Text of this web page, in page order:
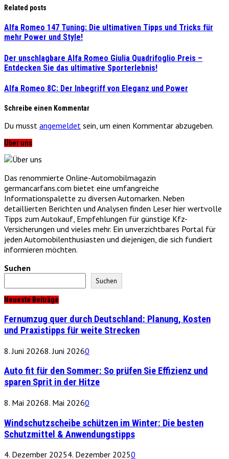
Related posts
Alfa Romeo 147 Tuning: Die ultimativen Tipps und Tricks für
mehr Power und Style!
Der unschlagbare Alfa Romeo Giulia Quadrifoglio Preis –
Entdecken Sie das ultimative Sporterlebnis!
Alfa Romeo 8C: Der Inbegriff von Eleganz und Power
Schreibe einen Kommentar
Du musst angemeldet sein, um einen Kommentar abzugeben.
Über uns
Das renommierte Online-Automobilmagazin
germancarfans.com bietet eine umfangreiche
Informationspalette zu diversen Automarken. Neben
detaillierten Berichten und Analysen finden Leser hier wertvolle
Tipps zum Autokauf, Empfehlungen für günstige Kfz-
Versicherungen und vieles mehr. Ein unverzichtbares Portal für
jeden Automobilenthusiasten und diejenigen, die sich fundiert
informieren möchten.
Suchen
Suchen
Neueste Beiträge
Fernumzug quer durch Deutschland: Planung, Kosten
und Praxistipps für weite Strecken
8. Juni 20268. Juni 20260
Auto fit für den Sommer: So prüfen Sie Effizienz und
sparen Sprit in der Hitze
8. Mai 20268. Mai 20260
Windschutzscheibe schützen im Winter: Die besten
Schutzmittel & Anwendungstipps
4. Dezember 20254. Dezember 20250